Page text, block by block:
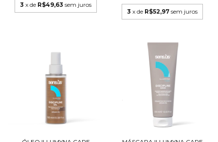
3 x de R$49,63 sem juros
3 x de R$52,97 sem juros